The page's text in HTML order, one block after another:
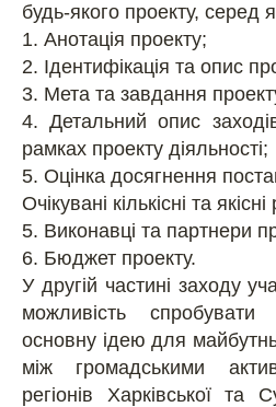
будь-якого проекту, серед
1. Анотація проекту;
2. Ідентифікація та опис
3. Мета та завдання
4. Детальний опис
рамках проекту діяльності;
5. Оцінка досягнення
Очікувані кількісні та
5. Виконавці та партнери
6. Бюджет проекту.
У другій частині заходу
можливість спробувати
основну ідею для
між громадськими
регіонів Харківської та